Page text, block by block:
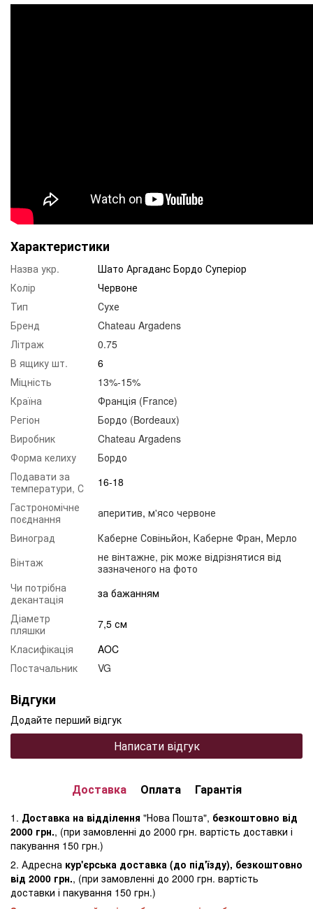
Характеристики
Назва укр.
Шато Аргаданc Бордо Суперіор
Колір
Червоне
Тип
Сухе
Бренд
Chateau Argadens
Літраж
0.75
В ящику шт.
6
Міцність
13%-15%
Країна
Франція (France)
Регіон
Бордо (Bordeaux)
Виробник
Chateau Argadens
Форма келиху
Бордо
Подавати за
температури, С
16-18
Гастрономічне
поєднання
аперитив, м'ясо червоне
Виноград
Каберне Совіньйон, Каберне Фран, Мерло
Вінтаж
не вінтажне, рік може відрізнятися від
зазначеного на фото
Чи потрібна
декантація
за бажанням
Діаметр
пляшки
7,5 см
Класифікація
AOC
Постачальник
VG
Відгуки
Додайте перший відгук
Написати відгук
Доставка Оплата Гарантія
1. Доставка на відділення "Нова Пошта", безкоштовно від
2000 грн., (при замовленні до 2000 грн. вартість доставки і
пакування 150 грн.)
2. Адресна кур'єрська доставка (до під'їзду), безкоштовно
від 2000 грн., (при замовленні до 2000 грн. вартість
доставки і пакування 150 грн.)